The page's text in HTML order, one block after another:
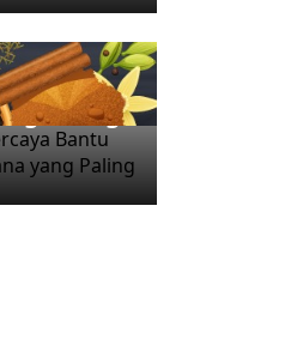
Paling